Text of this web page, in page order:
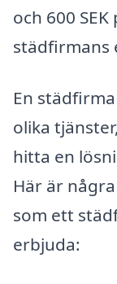
och 600
städfirmans
En
olika
hitta en
Här är
som ett
erbjuda: